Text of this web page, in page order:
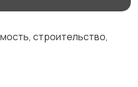
строительство,